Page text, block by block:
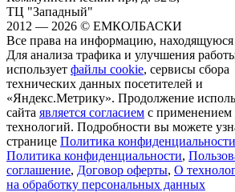
ТЦ "Западный"
2012 — 2026 © ЕМКОЛБАСКИ
Все права на информацию,
Для анализа трафика и улучшения
использует файлы cookie, сервисы сбора
технических данных посетителей и
«Яндекс.Метрику». Продолжение
сайта является согласием с
технологий. Подробности вы можете
странице Политика конфиденциальности
Политика конфиденциальности,
соглашение, Договор оферты, О
на обработку персональных данных